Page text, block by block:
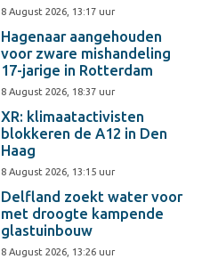
8 August 2026, 13:17 uur
Hagenaar aangehouden
voor zware mishandeling
17-jarige in Rotterdam
8 August 2026, 18:37 uur
XR: klimaatactivisten
blokkeren de A12 in Den
Haag
8 August 2026, 13:15 uur
Delfland zoekt water voor
met droogte kampende
glastuinbouw
8 August 2026, 13:26 uur